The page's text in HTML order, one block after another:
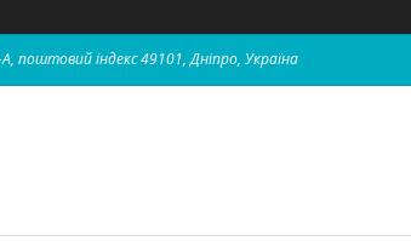
поштовий індекс 49101, Дніпро, Україна